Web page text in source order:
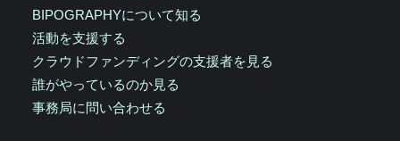
BIPOGRAPHYについて知る
活動を支援する
クラウドファンディングの支援者を見る
誰がやっているのか見る
事務局に問い合わせる